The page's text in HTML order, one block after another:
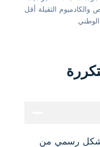
والكادميوم الثقيلة أقل
بشكل رسمي من